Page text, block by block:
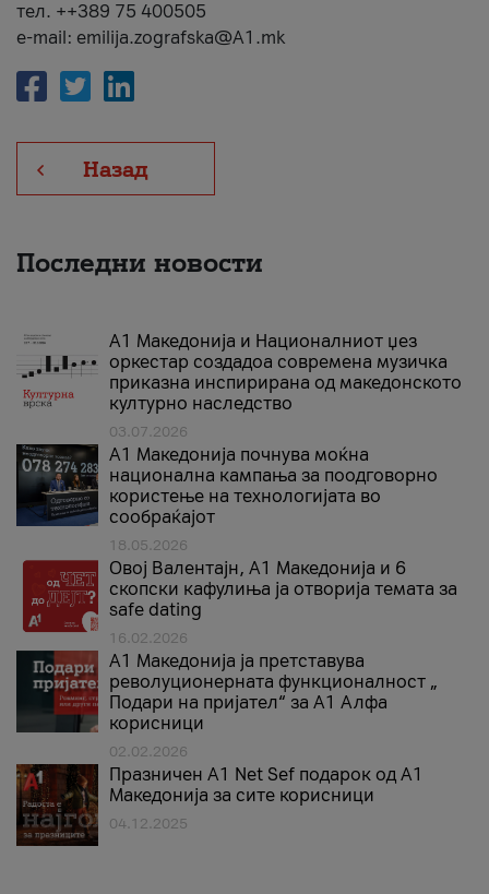
тел. ++389 75 400505
e-mail: emilija.zografska@A1.mk
Назад
Последни новости
А1 Македонија и Националниот џез
оркестар создадоа современа музичка
приказна инспирирана од македонското
културно наследство
03.07.2026
A1 Македонија почнува моќна
национална кампања за поодговорно
користење на технологијата во
сообраќајот
18.05.2026
Овој Валентајн, A1 Македонија и 6
скопски кафулиња ја отворија темата за
safe dating
16.02.2026
А1 Македонија ја претставува
револуционерната функционалност „
Подари на пријател“ за А1 Алфа
корисници
02.02.2026
Празничен A1 Net Sеf подарок од А1
Македонија за сите корисници
04.12.2025